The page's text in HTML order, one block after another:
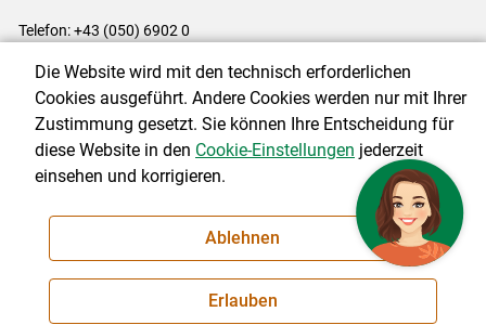
Telefon: +43 (050) 6902 0
Impressum|Kontakt|Gewinnspiele|Datenschutzerklärung |
Barrierefreiheit
Cookie-Einstellungen
NEWSLETTER
Die Website wird mit den technisch erforderlichen
Cookies ausgeführt. Andere Cookies werden nur mit Ihrer
Zustimmung gesetzt. Sie können Ihre Entscheidung für
diese Website in den Cookie-Einstellungen jederzeit
einsehen und korrigieren.
Ablehnen
Erlauben